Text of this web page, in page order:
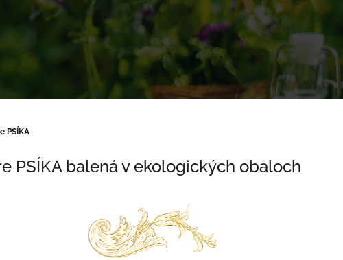
PSÍKA
PSÍKA balená v ekologických obaloch